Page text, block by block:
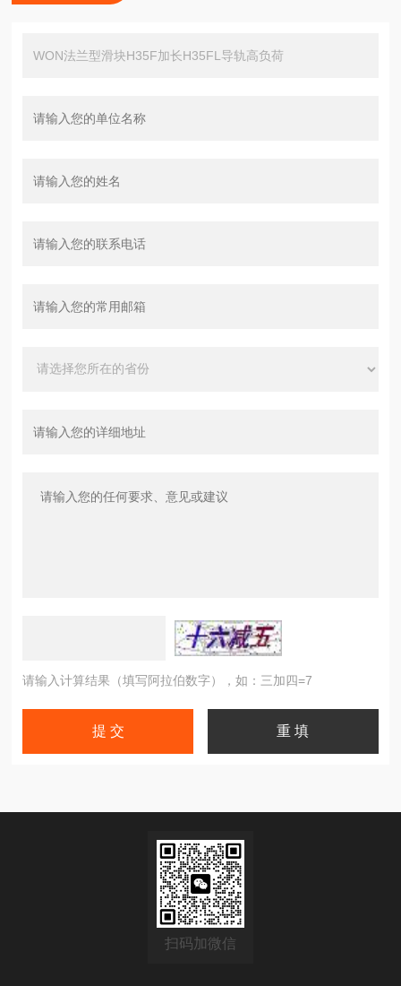
请输入计算结果（填写阿拉伯数字），如：三加四=7
扫码加微信